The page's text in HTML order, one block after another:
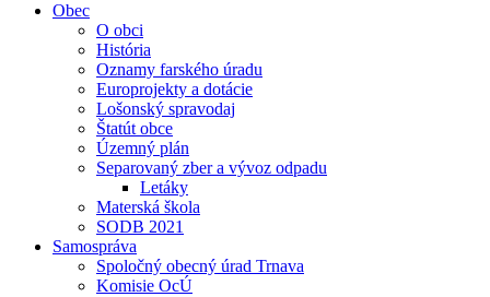
Obec
O obci
História
Oznamy farského úradu
Europrojekty a dotácie
Lošonský spravodaj
Štatút obce
Územný plán
Separovaný zber a vývoz odpadu
Letáky
Materská škola
SODB 2021
Samospráva
Spoločný obecný úrad Trnava
Komisie OcÚ